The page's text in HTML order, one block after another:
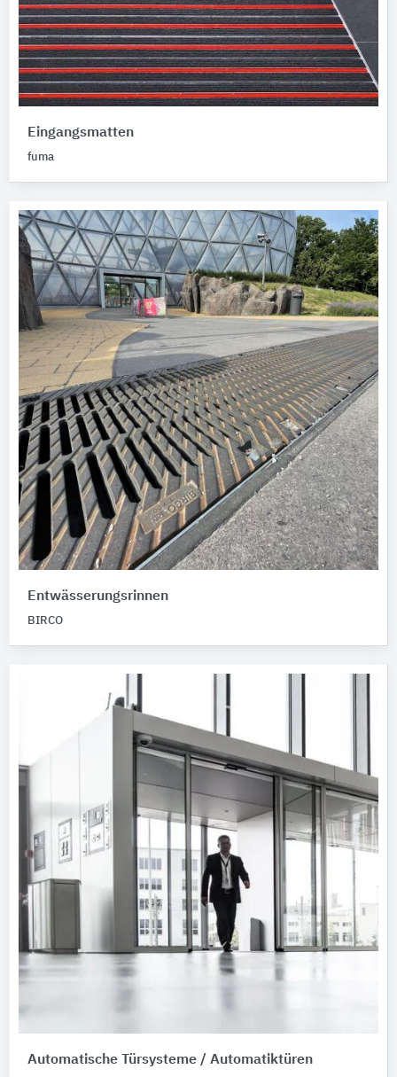
Eingangsmatten
fuma
Entwässerungsrinnen
BIRCO
Automatische Türsysteme / Automatiktüren